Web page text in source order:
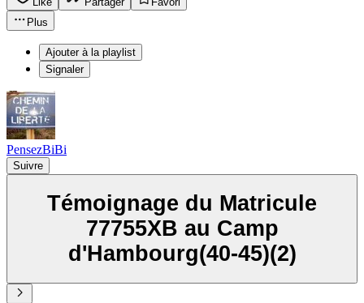
Plus
Ajouter à la playlist
Signaler
PensezBiBi
Suivre
Témoignage du Matricule
77755XB au Camp
d'Hambourg(40-45)(2)